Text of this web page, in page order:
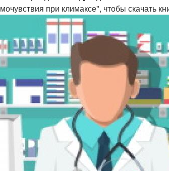
при климаксе", чтобы скачать